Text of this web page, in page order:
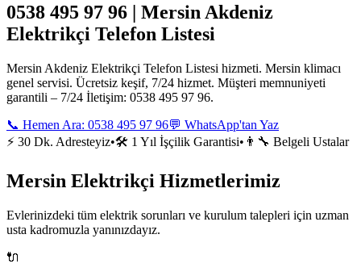
0538 495 97 96 | Mersin Akdeniz
Elektrikçi Telefon Listesi
Mersin Akdeniz Elektrikçi Telefon Listesi hizmeti. Mersin klimacı
genel servisi. Ücretsiz keşif, 7/24 hizmet. Müşteri memnuniyeti
garantili – 7/24 İletişim: 0538 495 97 96.
📞 Hemen Ara: 0538 495 97 96💬 WhatsApp'tan Yaz
⚡ 30 Dk. Adresteyiz•🛠️ 1 Yıl İşçilik Garantisi• 👨‍🔧 Belgeli Ustalar
Mersin Elektrikçi Hizmetlerimiz
Evlerinizdeki tüm elektrik sorunları ve kurulum talepleri için uzman
usta kadromuzla yanınızdayız.
🔌